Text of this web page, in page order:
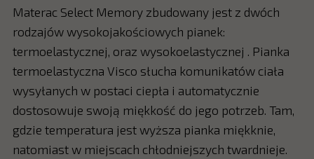
Materac Select Memory zbudowany jest z dwóch
rodzajów wysokojakościowych pianek:
termoelastycznej, oraz wysokoelastycznej . Pianka
termoelastyczna Visco słucha komunikatów ciała
wysyłanych w postaci ciepła i automatycznie
dostosowuje swoją miękkość do jego potrzeb. Tam,
gdzie temperatura jest wyższa pianka miękknie,
natomiast w miejscach chłodniejszych twardnieje.